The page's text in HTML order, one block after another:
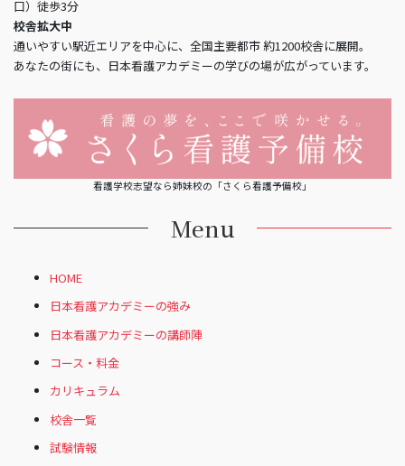
口）徒歩3分
校舎拡大中
通いやすい駅近エリアを中心に、全国主要都市 約1200校舎に展開。
あなたの街にも、日本看護アカデミーの学びの場が広がっています。
看護学校志望なら姉妹校の「さくら看護予備校」
Menu
HOME
日本看護アカデミーの強み
日本看護アカデミーの講師陣
コース・料金
カリキュラム
校舎一覧
試験情報